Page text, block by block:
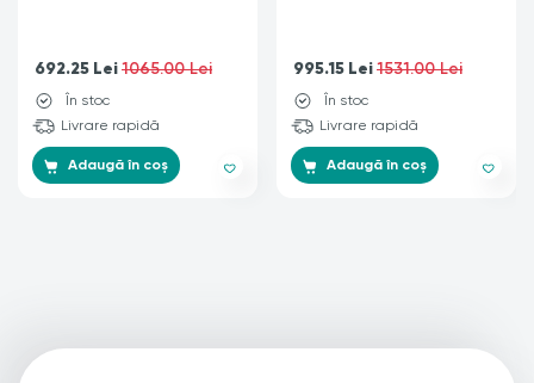
692.25 Lei1065.00 Lei
În stoc
Livrare rapidă
Adaugă în coș
995.15 Lei1531.00 Lei
În stoc
Livrare rapidă
Adaugă în coș